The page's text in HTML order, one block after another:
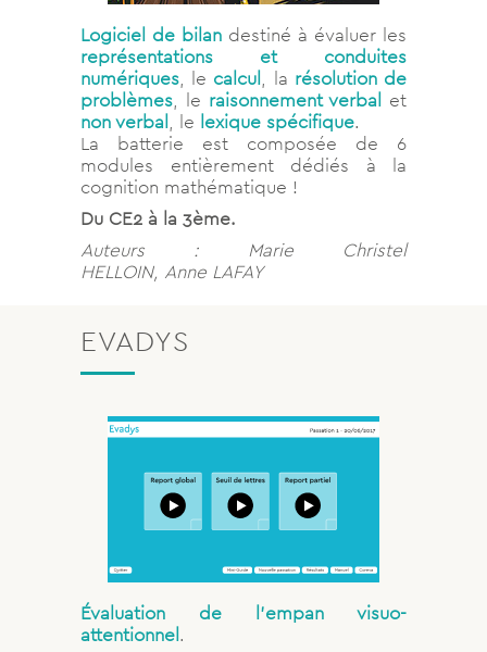
Logiciel de bilan destiné à évaluer les
représentations et conduites
numériques, le calcul, la résolution de
problèmes, le raisonnement verbal et
non verbal, le lexique spécifique.
La batterie est composée de 6
modules entièrement dédiés à la
cognition mathématique !
Du CE2 à la 3ème.
Auteurs : Marie Christel
HELLOIN, Anne LAFAY
EVADYS
Évaluation de l’empan visuo-
attentionnel.